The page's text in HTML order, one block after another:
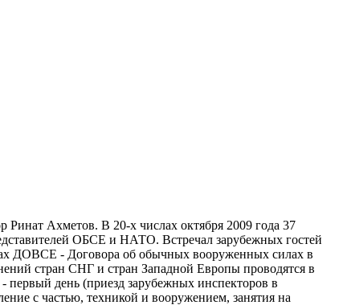
Ахметов. В 20-х числах октября 2009 года 37
ОБСЕ и НАТО. Встречал зарубежных гостей
ДОВСЕ - Договора об обычных вооруженных силах в
стран СНГ и стран Западной Европы проводятся в
день (приезд зарубежных инспекторов в
с частью, техникой и вооружением, занятия на